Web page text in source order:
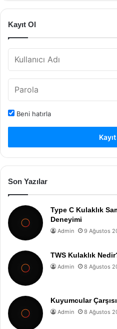
Kayıt Ol
Beni hatırla
Son Yazılar
Type C Kulaklık
Deneyimi
Admin 9 Ağustos
TWS Kulaklık
Admin 8 Ağustos
Kuyumcular
Admin 8 Ağustos